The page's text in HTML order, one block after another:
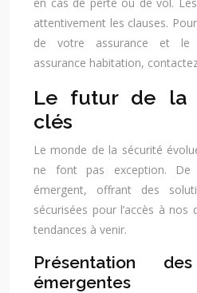
attentivement les clauses.
de votre assurance et le
assurance habitation,
Le futur de la
clés
Le monde de la sécurité
ne font pas exception. De
émergent, offrant des
sécurisées pour l’accès à nos
tendances à venir.
Présentation
émergentes